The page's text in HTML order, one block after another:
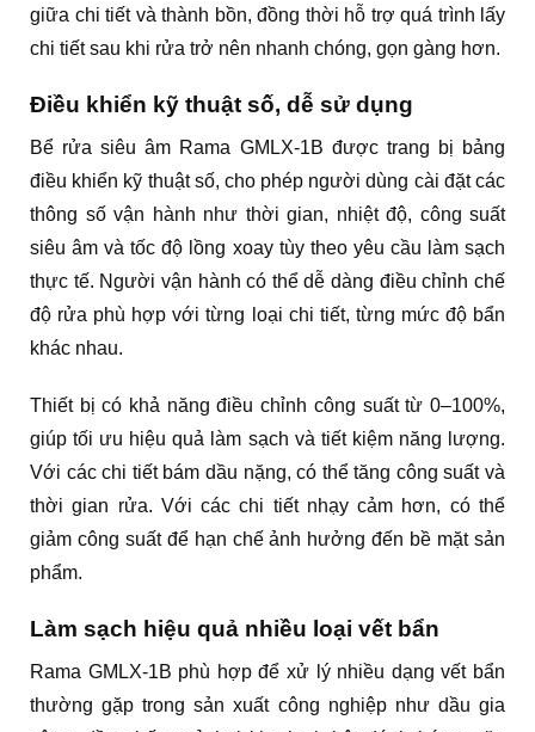
giữa chi tiết và thành bồn, đồng thời hỗ trợ quá trình lấy
chi tiết sau khi rửa trở nên nhanh chóng, gọn gàng hơn.
Điều khiển kỹ thuật số, dễ sử dụng
Bể rửa siêu âm Rama GMLX-1B được trang bị bảng
điều khiển kỹ thuật số, cho phép người dùng cài đặt các
thông số vận hành như thời gian, nhiệt độ, công suất
siêu âm và tốc độ lồng xoay tùy theo yêu cầu làm sạch
thực tế. Người vận hành có thể dễ dàng điều chỉnh chế
độ rửa phù hợp với từng loại chi tiết, từng mức độ bẩn
khác nhau.
Thiết bị có khả năng điều chỉnh công suất từ 0–100%,
giúp tối ưu hiệu quả làm sạch và tiết kiệm năng lượng.
Với các chi tiết bám dầu nặng, có thể tăng công suất và
thời gian rửa. Với các chi tiết nhạy cảm hơn, có thể
giảm công suất để hạn chế ảnh hưởng đến bề mặt sản
phẩm.
Làm sạch hiệu quả nhiều loại vết bẩn
Rama GMLX-1B phù hợp để xử lý nhiều dạng vết bẩn
thường gặp trong sản xuất công nghiệp như dầu gia